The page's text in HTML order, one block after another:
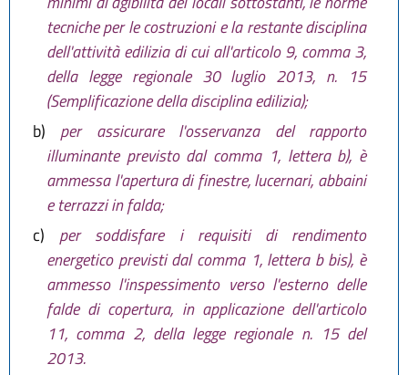
tecniche per le costruzioni e la restante disciplina
dell'attività edilizia di cui all'articolo 9, comma 3,
della legge regionale 30 luglio 2013, n. 15
(Semplificazione della disciplina edilizia);
b)
per assicurare l'osservanza del rapporto
illuminante previsto dal comma 1, lettera b), è
ammessa l'apertura di finestre, lucernari, abbaini
e terrazzi in falda;
c)
per soddisfare i requisiti di rendimento
energetico previsti dal comma 1, lettera b bis), è
ammesso l'inspessimento verso l'esterno delle
falde di copertura, in applicazione dell'articolo
11, comma 2, della legge regionale n. 15 del
2013.